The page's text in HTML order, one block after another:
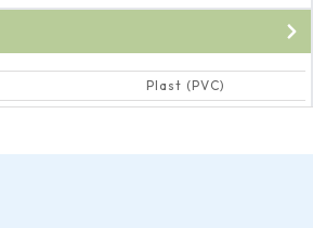
Plast (PVC)